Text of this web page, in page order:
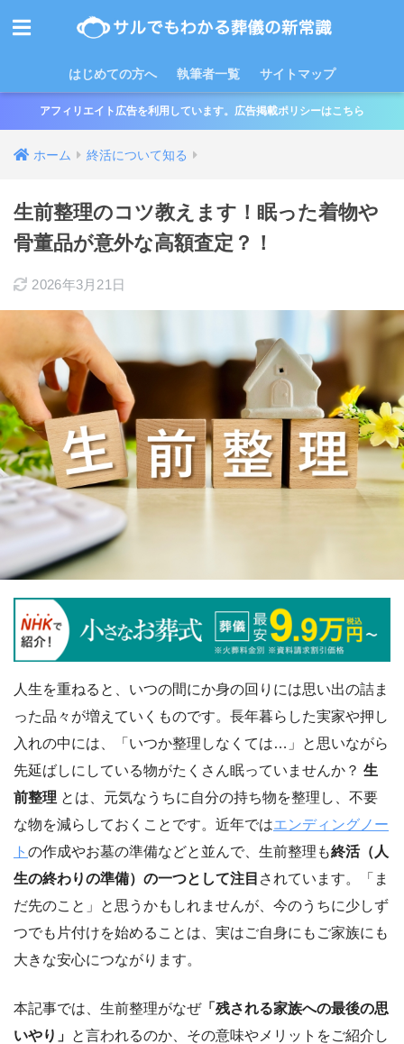
はじめての方へ 執筆者一覧 サイトマップ
アフィリエイト広告を利用しています。広告掲載ポリシーはこちら
ホーム 終活について知る
生前整理のコツ教えます！眠った着物や
骨董品が意外な高額査定？！
2026年3月21日
人生を重ねると、いつの間にか身の回りには思い出の詰ま
った品々が増えていくものです。長年暮らした実家や押し
入れの中には、「いつか整理しなくては…」と思いながら
先延ばしにしている物がたくさん眠っていませんか？ 生
前整理 とは、元気なうちに自分の持ち物を整理し、不要
な物を減らしておくことです。近年ではエンディングノー
ト の作成やお墓の準備などと並んで、生前整理も終活（人
生の終わりの準備）の一つとして注目 されています。「ま
だ先のこと」と思うかもしれませんが、今のうちに少しず
つでも片付けを始めることは、実はご自身にもご家族にも
大きな安心につながります。
本記事では、生前整理がなぜ「残される家族への最後の思
いやり」 と言われるのか、その意味やメリットをご紹介し